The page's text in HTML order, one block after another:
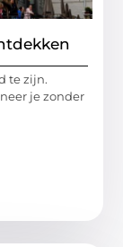
te zijn.
je zonder